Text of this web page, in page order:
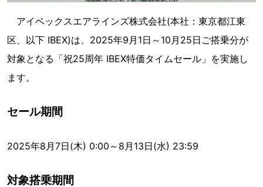
アイベックスエアラインズ株式会社(本社：東京都江東
区、以下 IBEX)は、2025年9月1日～10月25日ご搭乗分が
対象となる「祝25周年 IBEX特価タイムセール」を実施し
ます。
セール期間
2025年8月7日(木) 0:00～8月13日(水) 23:59
対象搭乗期間